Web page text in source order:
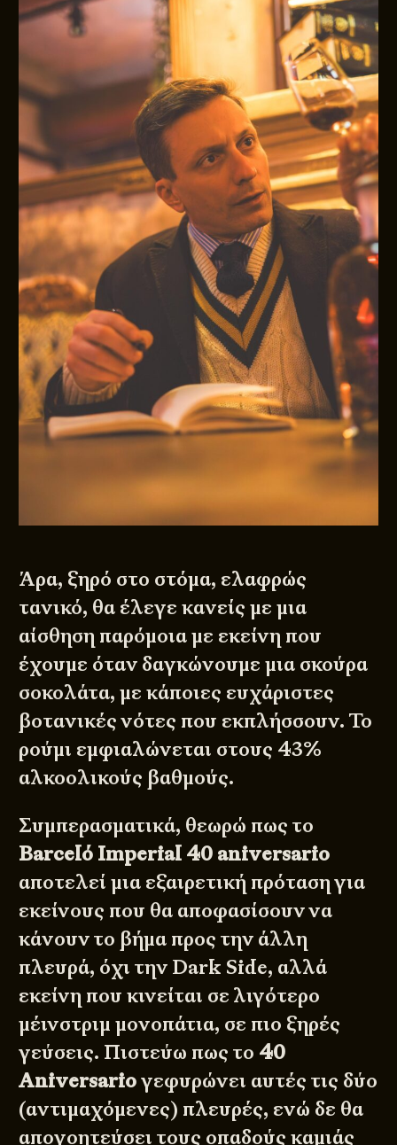
Άρα, ξηρό στο στόμα, ελαφρώς
τανικό, θα έλεγε κανείς με μια
αίσθηση παρόμοια με εκείνη που
έχουμε όταν δαγκώνουμε μια σκούρα
σοκολάτα, με κάποιες ευχάριστες
βοτανικές νότες που εκπλήσσουν. Το
ρούμι εμφιαλώνεται στους 43%
αλκοολικούς βαθμούς.
Συμπερασματικά, θεωρώ πως το
Barceló Imperial 40 aniversario
αποτελεί μια εξαιρετική πρόταση για
εκείνους που θα αποφασίσουν να
κάνουν το βήμα προς την άλλη
πλευρά, όχι την Dark Side, αλλά
εκείνη που κινείται σε λιγότερο
μέινστριμ μονοπάτια, σε πιο ξηρές
γεύσεις. Πιστεύω πως το 40
Aniversarioγεφυρώνει αυτές τις δύο
(αντιμαχόμενες) πλευρές, ενώ δε θα
απογοητεύσει τους οπαδούς καμιάς